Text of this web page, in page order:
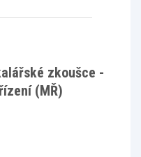
zkoušce -
(MŘ)